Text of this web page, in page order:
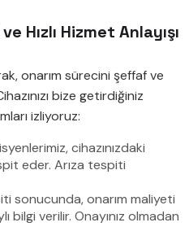
Hızlı Hizmet Anlayışı
onarım sürecini şeffaf ve
bize getirdiğiniz
izliyoruz:
cihazınızdaki
eder. Arıza tespiti
sonucunda, onarım maliyeti
bilgi verilir. Onayınız olmadan